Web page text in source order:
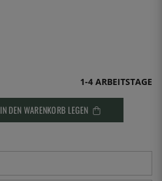
1-4 ARBEITSTAGE
IN DEN WARENKORB LEGEN